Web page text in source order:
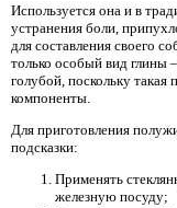
Используется она и в
устранения боли,
для составления своего
только особый вид глины
голубой, поскольку
компоненты.
Для приготовления
подсказки:
Применять
железную посуду;